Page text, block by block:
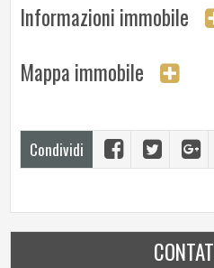
Informazioni immobile
Mappa immobile
Condividi